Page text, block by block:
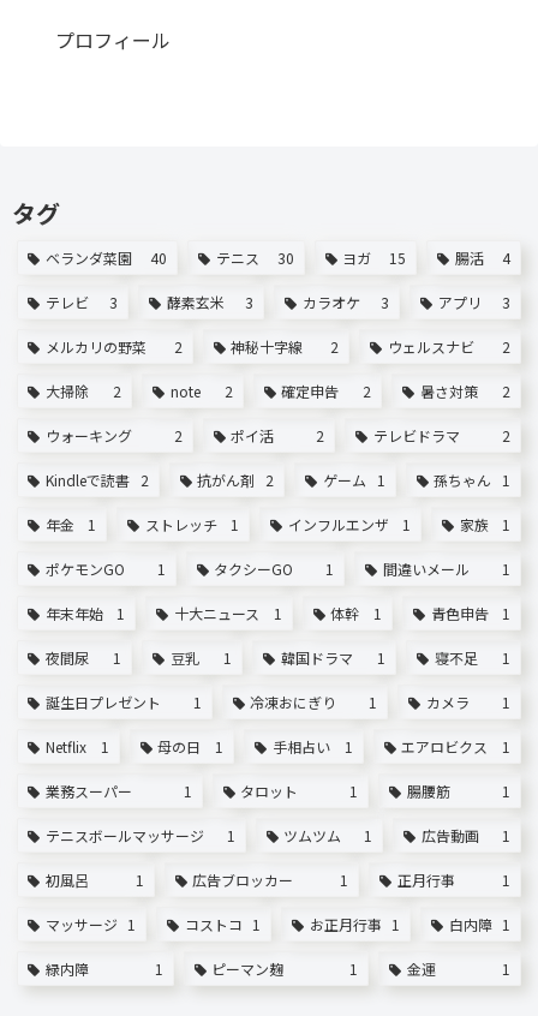
プロフィール
タグ
ベランダ菜園 40 テニス 30 ヨガ 15 腸活 4
テレビ 3 酵素玄米 3 カラオケ 3 アプリ 3
メルカリの野菜 2 神秘十字線 2 ウェルスナビ 2
大掃除 2 note 2 確定申告 2 暑さ対策 2
ウォーキング 2 ポイ活 2 テレビドラマ 2
Kindleで読書 2 抗がん剤 2 ゲーム 1 孫ちゃん 1
年金 1 ストレッチ 1 インフルエンザ 1 家族 1
ポケモンGO 1 タクシーGO 1 間違いメール 1
年末年始 1 十大ニュース 1 体幹 1 青色申告 1
夜間尿 1 豆乳 1 韓国ドラマ 1 寝不足 1
誕生日プレゼント 1 冷凍おにぎり 1 カメラ 1
Netflix 1 母の日 1 手相占い 1 エアロビクス 1
業務スーパー 1 タロット 1 腸腰筋 1
テニスボールマッサージ 1 ツムツム 1 広告動画 1
初風呂 1 広告ブロッカー 1 正月行事 1
マッサージ 1 コストコ 1 お正月行事 1 白内障 1
緑内障 1 ピーマン麹 1 金運 1